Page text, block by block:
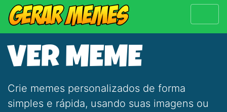
VER MEME
Crie memes personalizados de forma
simples e rápida, usando suas imagens ou